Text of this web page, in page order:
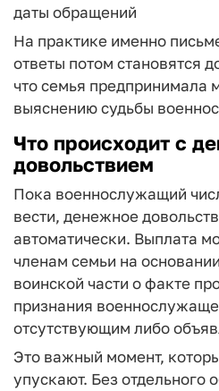
даты обращений
На практике именно
ответы потом становятся
что семья предпринимала
выяснению судьбы
Что происходит с
довольствием
Пока военнослужащий
вести, денежное
автоматически. Выплата
членам семьи на основании
воинской части о факте
признания
отсутствующим либо
Это важный момент,
упускают. Без отдельного